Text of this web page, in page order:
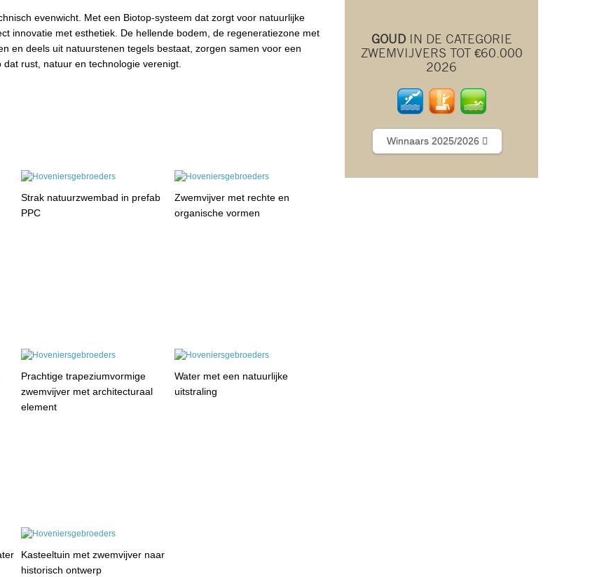
evenwicht. Met een Biotop-systeem dat zorgt voor natuurlijke
innovatie met esthetiek. De hellende bodem, de regeneratiezone met
en deels uit natuurstenen tegels bestaat, zorgen samen voor een
rust, natuur en technologie verenigt.
Strak natuurzwembad in prefab
PPC
Zwemvijver met rechte en
organische vormen
Prachtige trapeziumvormige
zwemvijver met architecturaal
element
Water met een natuurlijke
uitstraling
Kasteeltuin met zwemvijver naar
historisch ontwerp
GOUDIN DE CATEGORIE
ZWEMVIJVERS TOT €60.000
2026
Winnaars 2025/2026